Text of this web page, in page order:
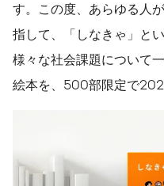
す。この度、あらゆる人
指して、「しなきゃ」と
様々な社会課題について
絵本を、500部限定で